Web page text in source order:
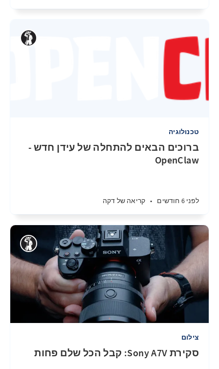
טכנולוגיה
ברוכים הבאים להתחלה של עידן חדש -
OpenClaw
לפני 6 חודשים • קריאה של דקה
צילום
סקירת Sony A7V: קבל הכל שלם פחות